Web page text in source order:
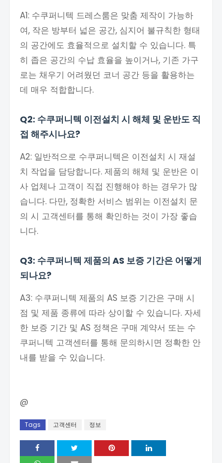
A1: 수쿠퍼니텍 드레스룸은 맞춤 제작이 가능하
여, 작은 방부터 넓은 공간, 심지어 불규칙한 형태
의 공간에도 효율적으로 설치할 수 있습니다. 특
히 좁은 공간의 수납 효율을 높이거나, 기존 가구
로는 채우기 어려웠던 코너 공간 등을 활용하는
데 매우 적합합니다.
Q2: 수쿠퍼니텍 이전설치 시 해체 및 운반도 직
접 해주시나요?
A2: 일반적으로 수쿠퍼니텍은 이전설치 시 재설
치 작업을 담당합니다. 제품의 해체 및 운반은 이
사 업체나 고객이 직접 진행해야 하는 경우가 많
습니다. 다만, 정확한 서비스 범위는 이전설치 문
의 시 고객센터를 통해 확인하는 것이 가장 좋습
니다.
Q3: 수쿠퍼니텍 제품의 AS 보증 기간은 어떻게
되나요?
A3: 수쿠퍼니텍 제품의 AS 보증 기간은 구매 시
점 및 제품 종류에 따라 상이할 수 있습니다. 자세
한 보증 기간 및 AS 정책은 구매 계약서 또는 수
쿠퍼니텍 고객센터를 통해 문의하시면 정확한 안
내를 받을 수 있습니다.
@
Tags 고객센터 정보